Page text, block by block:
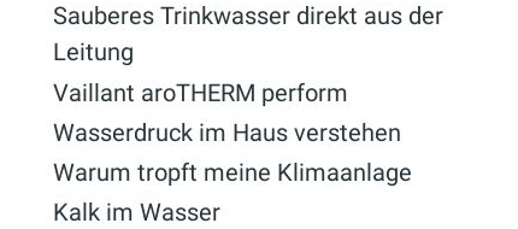
Sauberes Trinkwasser direkt aus der
Leitung
Vaillant aroTHERM perform
Wasserdruck im Haus verstehen
Warum tropft meine Klimaanlage
Kalk im Wasser